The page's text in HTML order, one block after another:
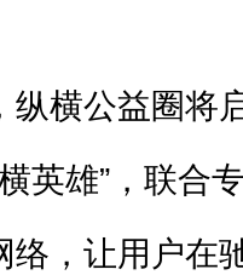
公益圈将启
英雄”，联合
络，让用户在